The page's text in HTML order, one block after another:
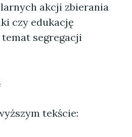
akcji zbierania
czy edukację
segregacji
tekście: